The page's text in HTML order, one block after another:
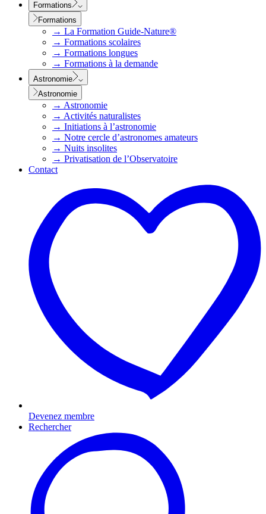
Formations
Formations
→ La Formation Guide-Nature®
→ Formations scolaires
→ Formations longues
→ Formations à la demande
Astronomie
Astronomie
→ Astronomie
→ Activités naturalistes
→ Initiations à l’astronomie
→ Notre cercle d’astronomes amateurs
→ Nuits insolites
→ Privatisation de l’Observatoire
Contact
Devenez membre
Rechercher